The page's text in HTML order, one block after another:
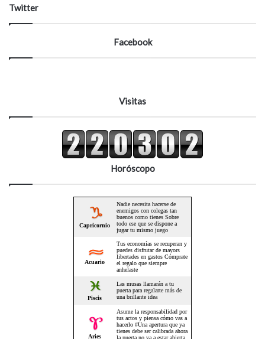
Twitter
Facebook
Visitas
Horóscopo